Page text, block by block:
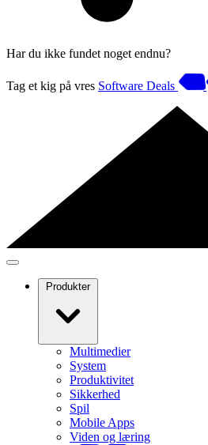
Har du ikke fundet noget endnu?
Tag et kig på vres Software Deals
Produkter
Multimedier
System
Produktivitet
Sikkerhed
Spil
Mobile Apps
Viden og læring